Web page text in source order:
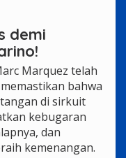
demi
Marquez telah
bahwa
di sirkuit
kebugaran
dan
kemenangan.